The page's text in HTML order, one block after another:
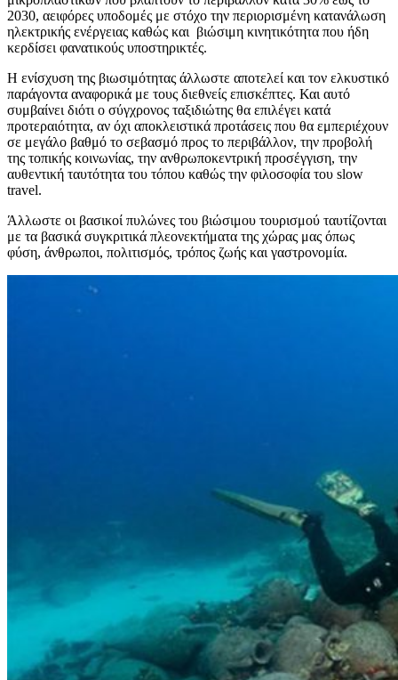
2030, αειφόρες υποδομές με στόχο την περιορισμένη κατανάλωση
ηλεκτρικής ενέργειας καθώς και βιώσιμη κινητικότητα που ήδη
κερδίσει φανατικούς υποστηρικτές.
Η ενίσχυση της βιωσιμότητας άλλωστε αποτελεί και τον ελκυστικό
παράγοντα αναφορικά με τους διεθνείς επισκέπτες. Και αυτό
συμβαίνει διότι ο σύγχρονος ταξιδιώτης θα επιλέγει κατά
προτεραιότητα, αν όχι αποκλειστικά προτάσεις που θα εμπεριέχουν
σε μεγάλο βαθμό το σεβασμό προς το περιβάλλον, την προβολή
της τοπικής κοινωνίας, την ανθρωποκεντρική προσέγγιση, την
αυθεντική ταυτότητα του τόπου καθώς την φιλοσοφία του slow
travel.
Άλλωστε οι βασικοί πυλώνες του βιώσιμου τουρισμού ταυτίζονται
με τα βασικά συγκριτικά πλεονεκτήματα της χώρας μας όπως
φύση, άνθρωποι, πολιτισμός, τρόπος ζωής και γαστρονομία.